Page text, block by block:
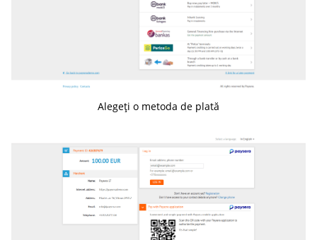
Alegeți o metoda de plată